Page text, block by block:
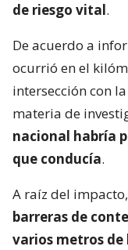
de riesgo vital.
De acuerdo a
ocurrió en el
intersección con
materia de
nacional habría
que conducía.
A raíz del impacto,
barreras de
varios metros de